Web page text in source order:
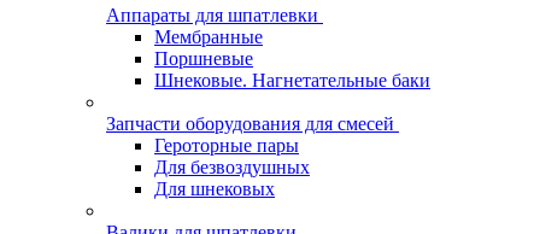
Аппараты для шпатлевки
Мембранные
Поршневые
Шнековые. Нагнетательные баки
Запчасти оборудования для смесей
Героторные пары
Для безвоздушных
Для шнековых